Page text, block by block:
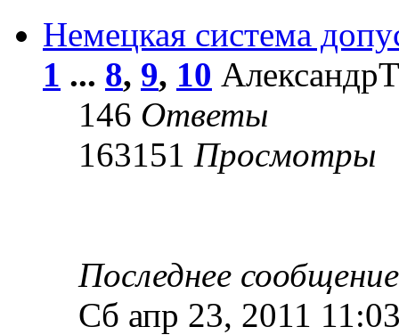
Немецкая система
1 ... 8, 9, 10
146 Ответы
163151 Просмотры
Последнее
Сб апр 23, 2011